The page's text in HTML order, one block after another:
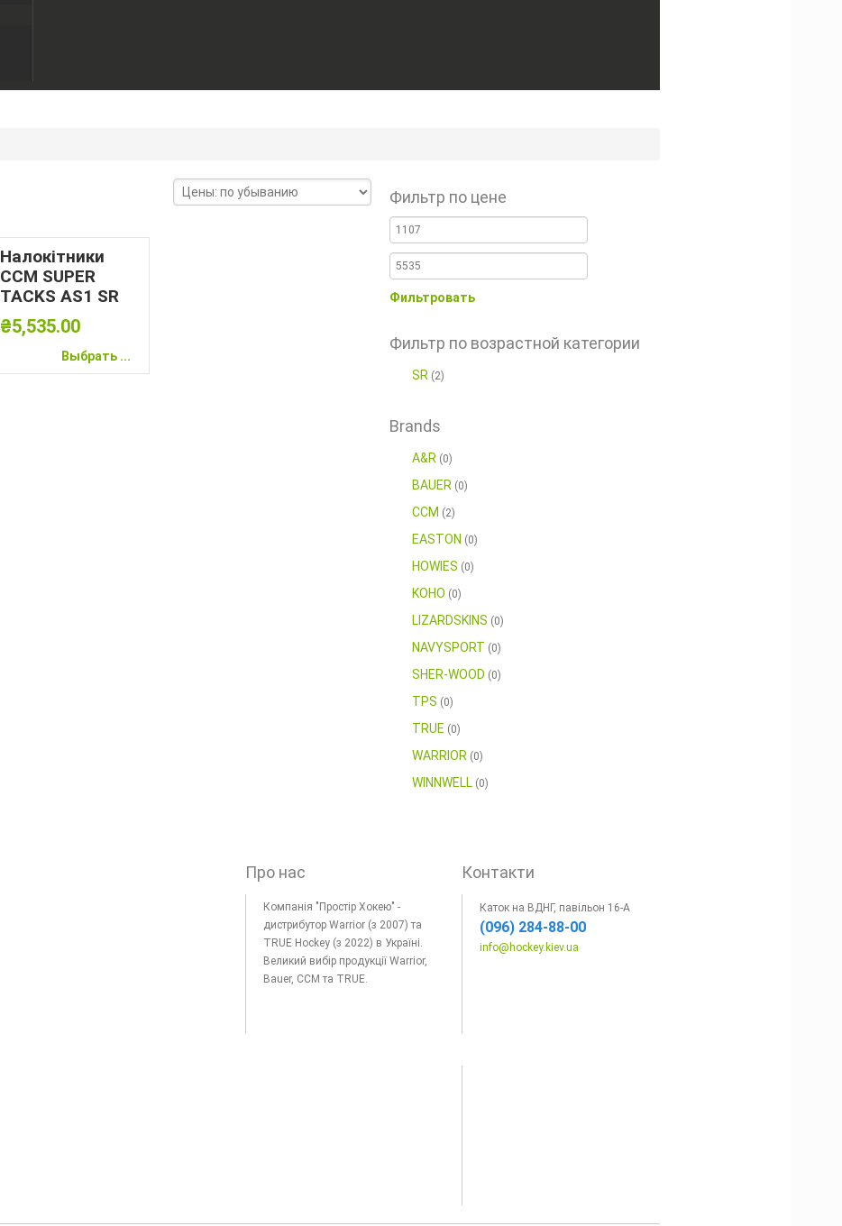
Налокітники
CCM SUPER
TACKS AS1 SR
₴5,535.00
Выбрать ...
Фильтр по цене
Фильтровать
Фильтр по возрастной категории
SR (2)
Brands
A&R (0)
BAUER (0)
CCM (2)
EASTON (0)
HOWIES (0)
KOHO (0)
LIZARDSKINS (0)
NAVYSPORT (0)
SHER-WOOD (0)
TPS (0)
TRUE (0)
WARRIOR (0)
WINNWELL (0)
Про нас
Компанія "Простір Хокею" -
дистрибутор Warrior (з 2007) та
TRUE Hockey (з 2022) в Україні.
Великий вибір продукції Warrior,
Bauer, CCM та TRUE.
Контакти
Каток на ВДНГ, павільон 16-А
(096) 284-88-00
info@hockey.kiev.ua